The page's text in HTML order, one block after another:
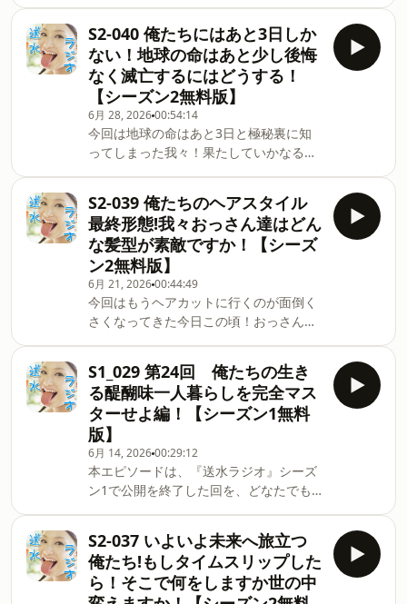
心はいやせたのか！どなり:ケニー・レギ
ンストークテーマ:パッパコ！ハメ太郎本
エピソードはシーズン2の無料版です。
Apple Podcastのサブスクに登録いただ
くと毎週エピソードが届き、公開を終了
していたシーズン1のエピソードもアー
カイブとして順次お聴きいただけます。
サブスクはApple Podcast限定となりま
す。ご登録のうえお楽しみください。番
組へのメッセージはこちらか
ら⁠https://forms.gle/uGtvhtGgPuRYRLv17
S2-040 俺たちにはあと3日しか
ない！地球の命はあと少し後悔
なく滅亡するにはどうする！
【シーズン2無料版】
6月 28, 202600:54:14
今回は地球の命はあと3日と極秘裏に知
ってしまった我々！果たしていかなる作
なら地球よ！どなり:ぱっぱこハメ太郎ト
ークテーマ:カシラハツシロ本エピソード
はシーズン2の無料版です。Apple
Podcastのサブスクに登録いただくと毎
週エピソードが届き、公開を終了してい
たシーズン1のエピソードもアーカイブ
として順次お聴きいただけます。サブス
クはApple Podcast限定となります。ご
登録のうえお楽しみください。番組への
メッセージはこちらか
ら⁠https://forms.gle/uGtvhtGgPuRYRLv17
S2-039 俺たちのヘアスタイル
最終形態!我々おっさん達はどん
な髪型が素敵ですか！【シーズ
ン2無料版】
6月 21, 202600:44:49
今回はもうヘアカットに行くのが面倒く
さくなってきた今日この頃！おっさん達
す！長髪か？単発か？どなり:体位トーク
テーマ:伊勢熊本エピソードはシーズン2
の無料版です。Apple Podcastのサブス
クに登録いただくと毎週エピソードが届
き、公開を終了していたシーズン1のエ
ピソードもアーカイブとして順次お聴き
いただけます。サブスクはApple
Podcast限定となります。ご登録のうえ
お楽しみください。番組へのメッセージ
はこちらか
ら⁠https://forms.gle/uGtvhtGgPuRYRLv17
S1_029 第24回 俺たちの生き
る醍醐味一人暮らしを完全マス
ターせよ編！【シーズン1無料
版】
6月 14, 202600:29:12
本エピソードは、『送水ラジオ』シーズ
ン1で公開を終了した回を、どなたでも
信しています。（初回配信：2012年）📮
番組へのメッセージはこちらか
ら⁠⁠⁠⁠⁠⁠https://forms.gle/uGtvhtGgPuRYRLv17
S2-037 いよいよ未来へ旅立つ
俺たち!もしタイムスリップした
ら！そこで何をしますか世の中